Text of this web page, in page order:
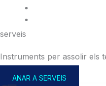
serveis
Instruments per assolir els
ANAR A SERVEIS